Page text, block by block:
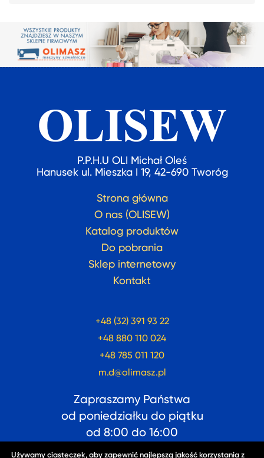
P.P.H.U OLI Michał Oleś
Hanusek ul. Mieszka I 19, 42-690 Tworóg
Strona główna
O nas (OLISEW)
Katalog produktów
Do pobrania
Sklep internetowy
Kontakt
+48 (32) 391 93 22
+48 880 110 024
+48 785 011 120
m.d@olimasz.pl
Zapraszamy Państwa
od poniedziałku do piątku
od 8:00 do 16:00
Używamy ciasteczek, aby zapewnić najlepszą jakość korzystania z